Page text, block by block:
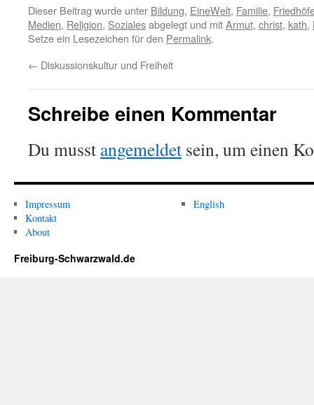
Dieser Beitrag wurde unter Bildung, EineWelt, Familie,
Medien, Religion, Sozialesabgelegt und mitArmut, christ, kath,
Setze ein Lesezeichen für den Permalink.
← Diskussionskultur und Freiheit
Schreibe einen Kommentar
Du musst angemeldet sein, um einen
Impressum
Kontakt
About
English
Freiburg-Schwarzwald.de